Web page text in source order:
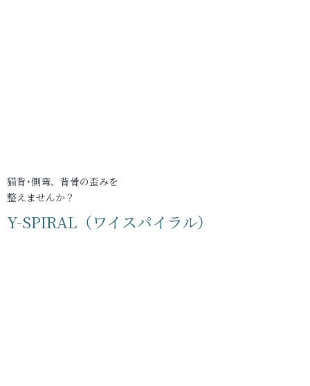
猫背･側弯、背骨の歪みを
整えませんか？
Y-SPIRAL（ワイスパイラル）